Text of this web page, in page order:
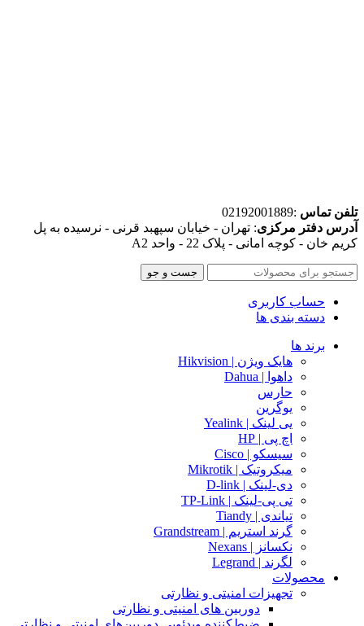
تلفن تماس :02192001889
آدرس دفتر مرکزی: تهران - خیابان سپهبد قرنی - نرسیده به پل
کریم خان - کوچه امانی - پلاک 22 - واحد A2
جست و جو
حساب کاربری
دسته بندی ها
برند ها
هایک ویژن | Hikvision
داهوا | Dahua
حارس
یوگرین
یی لینک | Yealink
اچ پی | HP
سیسکو | Cisco
میکروتیک | Mikrotik
دی-لینک | D-link
تی پی-لینک | TP-Link
تیاندی | Tiandy
گرند استریم | Grandstream
نکسانز | Nexans
لگرند | Legrand
محصولات
تجهیزات امنیتی و نظارتی
دوربین های امنیتی و نظارتی